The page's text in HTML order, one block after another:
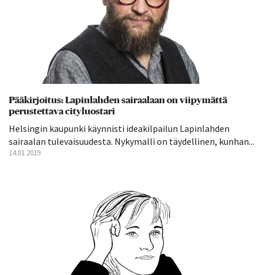
Pääkirjoitus: Lapinlahden sairaalaan on viipymättä
perustettava cityluostari
Helsingin kaupunki käynnisti ideakilpailun Lapinlahden
sairaalan tulevaisuudesta. Nykymalli on täydellinen, kunhan...
14.01.2019